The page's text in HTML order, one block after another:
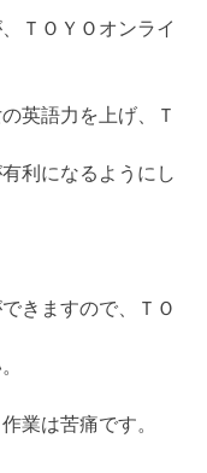
ＴＯＹＯオンライ
英語力を上げ、Ｔ
利になるようにし
きますので、ＴＯ
業は苦痛です。